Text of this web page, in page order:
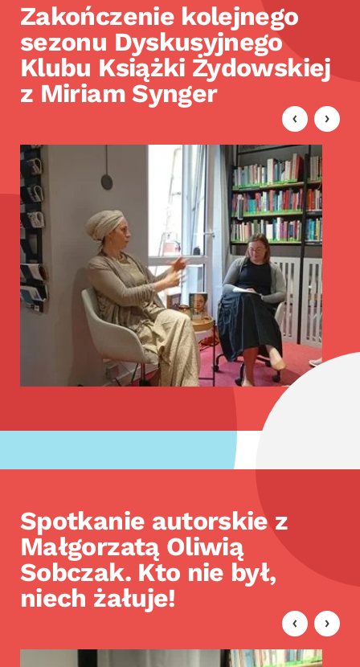
Zakończenie kolejnego
sezonu Dyskusyjnego
Klubu Książki Żydowskiej
z Miriam Synger
Spotkanie autorskie z
Małgorzatą Oliwią
Sobczak. Kto nie był,
niech żałuje!